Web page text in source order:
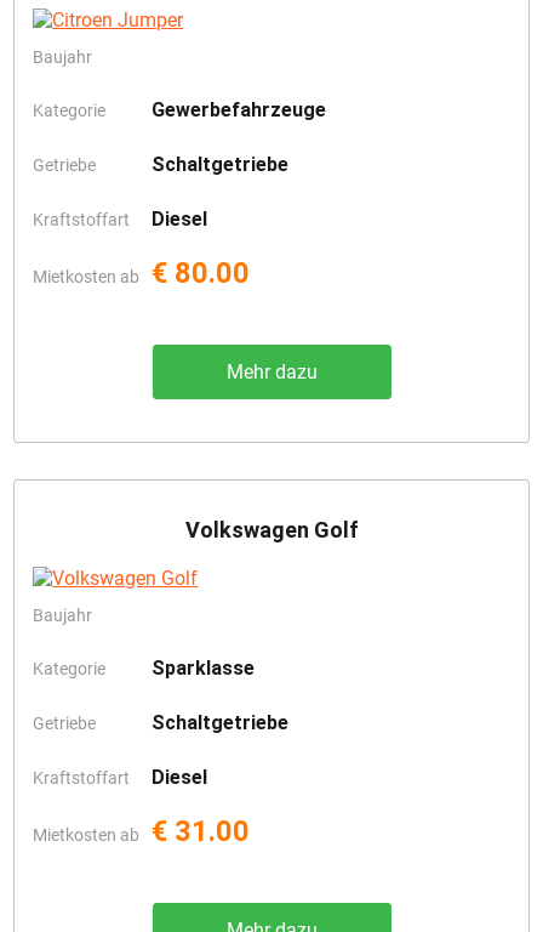
Baujahr
Kategorie Gewerbefahrzeuge
Getriebe Schaltgetriebe
Kraftstoffart Diesel
Mietkosten ab € 80.00
Mehr dazu
Volkswagen Golf
Baujahr
Kategorie Sparklasse
Getriebe Schaltgetriebe
Kraftstoffart Diesel
Mietkosten ab € 31.00